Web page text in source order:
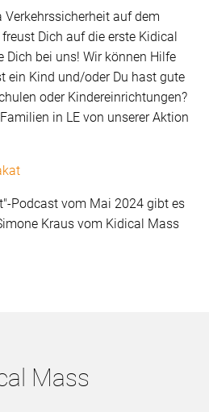
auf dem
Dich auf die erste Kidical
Dich bei uns! Wir können Hilfe
ein Kind und/oder Du hast gute
oder Kindereinrichtungen?
in LE von unserer Aktion
Podcast vom Mai 2024 gibt es
Kraus vom Kidical Mass
Mass